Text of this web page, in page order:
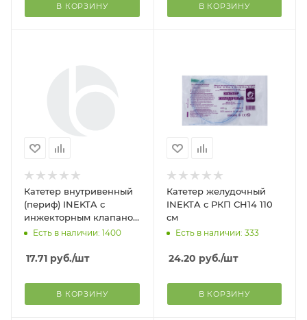
В КОРЗИНУ В КОРЗИНУ
Катетер внутривенный
(периф) INEKTA с
инжекторным клапаном
и фиксаторами Gloflon
Есть в наличии: 1400
17.71 руб./шт
В КОРЗИНУ
Катетер желудочный
INEKTA с РКП CH14 110
см
Есть в наличии: 333
24.20 руб./шт
В КОРЗИНУ